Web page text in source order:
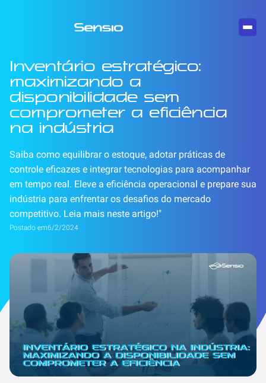
Inventário estratégico:
maximizando a
disponibilidade sem
comprometer a eficiência
na indústria
Saiba como equilibrar o estoque, adotar práticas de
controle eficazes e integrar tecnologias para acompanhar
em tempo real. Eleve a eficiência operacional e prepare sua
indústria para enfrentar os desafios do mercado
competitivo. Leia mais neste artigo!"
Postado em6/2/2024